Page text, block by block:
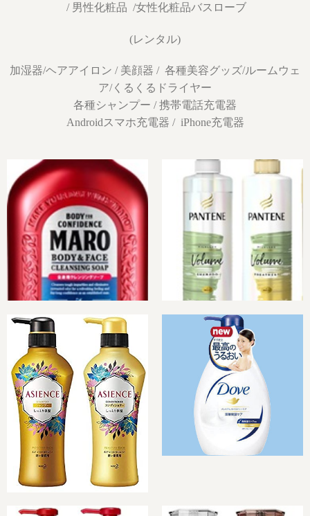
/ 男性化粧品 /女性化粧品バスローブ
(レンタル)
加湿器/ヘアアイロン / 美顔器 / 各種美容グッズ/ルームウェ
ア/くるくるドライヤー
各種シャンプー / 携帯電話充電器
Androidスマホ充電器 / iPhone充電器